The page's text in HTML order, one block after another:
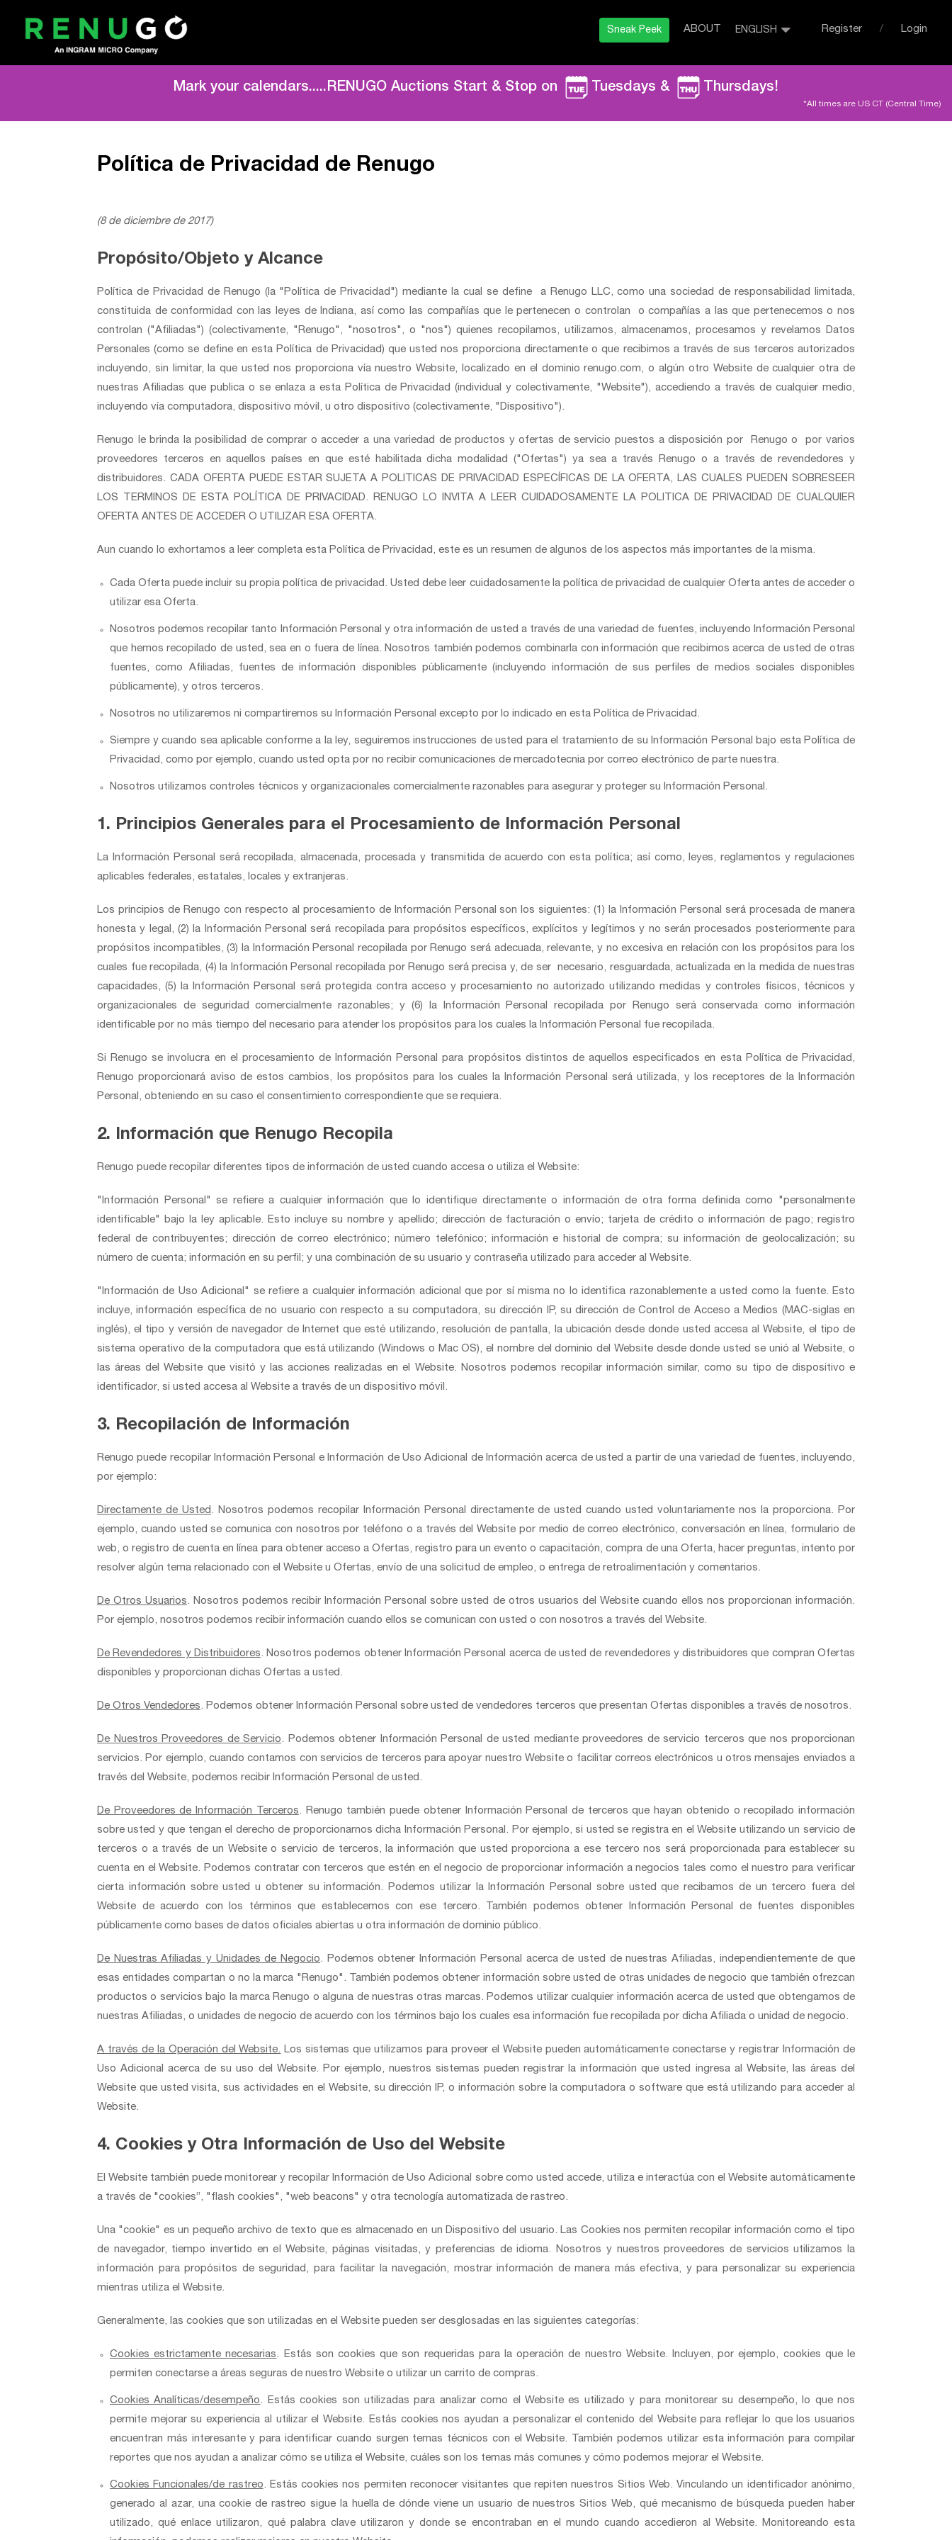
Sneak Peek ABOUT ENGLISH
中文
Register / Login
Mark your calendars.....RENUGO Auctions Start & Stop on Tuesdays & Thursdays!
*All times are US CT (Central Time)
Política de Privacidad de Renugo
(8 de diciembre de 2017)
Propósito/Objeto y Alcance
Política de Privacidad de Renugo (la "Política de Privacidad") mediante la cual se define a Renugo LLC, como una sociedad de responsabilidad limitada,
constituida de conformidad con las leyes de Indiana, así como las compañías que le pertenecen o controlan o compañías a las que pertenecemos o nos
controlan ("Afiliadas") (colectivamente, "Renugo", "nosotros", o "nos") quienes recopilamos, utilizamos, almacenamos, procesamos y revelamos Datos
Personales (como se define en esta Política de Privacidad) que usted nos proporciona directamente o que recibimos a través de sus terceros autorizados
incluyendo, sin limitar, la que usted nos proporciona vía nuestro Website, localizado en el dominio renugo.com, o algún otro Website de cualquier otra de
nuestras Afiliadas que publica o se enlaza a esta Política de Privacidad (individual y colectivamente, "Website"), accediendo a través de cualquier medio,
incluyendo vía computadora, dispositivo móvil, u otro dispositivo (colectivamente, "Dispositivo").
Renugo le brinda la posibilidad de comprar o acceder a una variedad de productos y ofertas de servicio puestos a disposición por Renugo o por varios
proveedores terceros en aquellos países en que esté habilitada dicha modalidad ("Ofertas") ya sea a través Renugo o a través de revendedores y
distribuidores. CADA OFERTA PUEDE ESTAR SUJETA A POLITICAS DE PRIVACIDAD ESPECÍFICAS DE LA OFERTA, LAS CUALES PUEDEN SOBRESEER
LOS TERMINOS DE ESTA POLÍTICA DE PRIVACIDAD. RENUGO LO INVITA A LEER CUIDADOSAMENTE LA POLITICA DE PRIVACIDAD DE CUALQUIER
OFERTA ANTES DE ACCEDER O UTILIZAR ESA OFERTA.
Aun cuando lo exhortamos a leer completa esta Política de Privacidad, este es un resumen de algunos de los aspectos más importantes de la misma.
Cada Oferta puede incluir su propia política de privacidad. Usted debe leer cuidadosamente la política de privacidad de cualquier Oferta antes de acceder o
utilizar esa Oferta.
Nosotros podemos recopilar tanto Información Personal y otra información de usted a través de una variedad de fuentes, incluyendo Información Personal
que hemos recopilado de usted, sea en o fuera de línea. Nosotros también podemos combinarla con información que recibimos acerca de usted de otras
fuentes, como Afiliadas, fuentes de información disponibles públicamente (incluyendo información de sus perfiles de medios sociales disponibles
públicamente), y otros terceros.
Nosotros no utilizaremos ni compartiremos su Información Personal excepto por lo indicado en esta Política de Privacidad.
Siempre y cuando sea aplicable conforme a la ley, seguiremos instrucciones de usted para el tratamiento de su Información Personal bajo esta Política de
Privacidad, como por ejemplo, cuando usted opta por no recibir comunicaciones de mercadotecnia por correo electrónico de parte nuestra.
Nosotros utilizamos controles técnicos y organizacionales comercialmente razonables para asegurar y proteger su Información Personal.
1. Principios Generales para el Procesamiento de Información Personal
La Información Personal será recopilada, almacenada, procesada y transmitida de acuerdo con esta política; así como, leyes, reglamentos y regulaciones
aplicables federales, estatales, locales y extranjeras.
Los principios de Renugo con respecto al procesamiento de Información Personal son los siguientes: (1) la Información Personal será procesada de manera
honesta y legal, (2) la Información Personal será recopilada para propósitos específicos, explícitos y legítimos y no serán procesados posteriormente para
propósitos incompatibles, (3) la Información Personal recopilada por Renugo será adecuada, relevante, y no excesiva en relación con los propósitos para los
cuales fue recopilada, (4) la Información Personal recopilada por Renugo será precisa y, de ser necesario, resguardada, actualizada en la medida de nuestras
capacidades, (5) la Información Personal será protegida contra acceso y procesamiento no autorizado utilizando medidas y controles físicos, técnicos y
organizacionales de seguridad comercialmente razonables; y (6) la Información Personal recopilada por Renugo será conservada como información
identificable por no más tiempo del necesario para atender los propósitos para los cuales la Información Personal fue recopilada.
Si Renugo se involucra en el procesamiento de Información Personal para propósitos distintos de aquellos especificados en esta Política de Privacidad,
Renugo proporcionará aviso de estos cambios, los propósitos para los cuales la Información Personal será utilizada, y los receptores de la Información
Personal, obteniendo en su caso el consentimiento correspondiente que se requiera.
2. Información que Renugo Recopila
Renugo puede recopilar diferentes tipos de información de usted cuando accesa o utiliza el Website:
"Información Personal" se refiere a cualquier información que lo identifique directamente o información de otra forma definida como "personalmente
identificable" bajo la ley aplicable. Esto incluye su nombre y apellido; dirección de facturación o envío; tarjeta de crédito o información de pago; registro
federal de contribuyentes; dirección de correo electrónico; número telefónico; información e historial de compra; su información de geolocalización; su
número de cuenta; información en su perfil; y una combinación de su usuario y contraseña utilizado para acceder al Website.
"Información de Uso Adicional" se refiere a cualquier información adicional que por sí misma no lo identifica razonablemente a usted como la fuente. Esto
incluye, información específica de no usuario con respecto a su computadora, su dirección IP, su dirección de Control de Acceso a Medios (MAC-siglas en
inglés), el tipo y versión de navegador de Internet que esté utilizando, resolución de pantalla, la ubicación desde donde usted accesa al Website, el tipo de
sistema operativo de la computadora que está utilizando (Windows o Mac OS), el nombre del dominio del Website desde donde usted se unió al Website, o
las áreas del Website que visitó y las acciones realizadas en el Website. Nosotros podemos recopilar información similar, como su tipo de dispositivo e
identificador, si usted accesa al Website a través de un dispositivo móvil.
3. Recopilación de Información
Renugo puede recopilar Información Personal e Información de Uso Adicional de Información acerca de usted a partir de una variedad de fuentes, incluyendo,
por ejemplo:
Directamente de Usted . Nosotros podemos recopilar Información Personal directamente de usted cuando usted voluntariamente nos la proporciona. Por
ejemplo, cuando usted se comunica con nosotros por teléfono o a través del Website por medio de correo electrónico, conversación en línea, formulario de
web, o registro de cuenta en línea para obtener acceso a Ofertas, registro para un evento o capacitación, compra de una Oferta, hacer preguntas, intento por
resolver algún tema relacionado con el Website u Ofertas, envío de una solicitud de empleo, o entrega de retroalimentación y comentarios.
De Otros Usuarios. Nosotros podemos recibir Información Personal sobre usted de otros usuarios del Website cuando ellos nos proporcionan información.
Por ejemplo, nosotros podemos recibir información cuando ellos se comunican con usted o con nosotros a través del Website.
De Revendedores y Distribuidores. Nosotros podemos obtener Información Personal acerca de usted de revendedores y distribuidores que compran Ofertas
disponibles y proporcionan dichas Ofertas a usted.
De Otros Vendedores. Podemos obtener Información Personal sobre usted de vendedores terceros que presentan Ofertas disponibles a través de nosotros.
De Nuestros Proveedores de Servicio. Podemos obtener Información Personal de usted mediante proveedores de servicio terceros que nos proporcionan
servicios. Por ejemplo, cuando contamos con servicios de terceros para apoyar nuestro Website o facilitar correos electrónicos u otros mensajes enviados a
través del Website, podemos recibir Información Personal de usted.
De Proveedores de Información Terceros. Renugo también puede obtener Información Personal de terceros que hayan obtenido o recopilado información
sobre usted y que tengan el derecho de proporcionarnos dicha Información Personal. Por ejemplo, si usted se registra en el Website utilizando un servicio de
terceros o a través de un Website o servicio de terceros, la información que usted proporciona a ese tercero nos será proporcionada para establecer su
cuenta en el Website. Podemos contratar con terceros que estén en el negocio de proporcionar información a negocios tales como el nuestro para verificar
cierta información sobre usted u obtener su información. Podemos utilizar la Información Personal sobre usted que recibamos de un tercero fuera del
Website de acuerdo con los términos que establecemos con ese tercero. También podemos obtener Información Personal de fuentes disponibles
públicamente como bases de datos oficiales abiertas u otra información de dominio público.
De Nuestras Afiliadas y Unidades de Negocio. Podemos obtener Información Personal acerca de usted de nuestras Afiliadas, independientemente de que
esas entidades compartan o no la marca "Renugo". También podemos obtener información sobre usted de otras unidades de negocio que también ofrezcan
productos o servicios bajo la marca Renugo o alguna de nuestras otras marcas. Podemos utilizar cualquier información acerca de usted que obtengamos de
nuestras Afiliadas, o unidades de negocio de acuerdo con los términos bajo los cuales esa información fue recopilada por dicha Afiliada o unidad de negocio.
A través de la Operación del Website. Los sistemas que utilizamos para proveer el Website pueden automáticamente conectarse y registrar Información de
Uso Adicional acerca de su uso del Website. Por ejemplo, nuestros sistemas pueden registrar la información que usted ingresa al Website, las áreas del
Website que usted visita, sus actividades en el Website, su dirección IP, o información sobre la computadora o software que está utilizando para acceder al
Website.
4. Cookies y Otra Información de Uso del Website
El Website también puede monitorear y recopilar Información de Uso Adicional sobre como usted accede, utiliza e interactúa con el Website automáticamente
a través de "cookies”, "flash cookies", "web beacons" y otra tecnología automatizada de rastreo.
Una "cookie" es un pequeño archivo de texto que es almacenado en un Dispositivo del usuario. Las Cookies nos permiten recopilar información como el tipo
de navegador, tiempo invertido en el Website, páginas visitadas, y preferencias de idioma. Nosotros y nuestros proveedores de servicios utilizamos la
información para propósitos de seguridad, para facilitar la navegación, mostrar información de manera más efectiva, y para personalizar su experiencia
mientras utiliza el Website.
Generalmente, las cookies que son utilizadas en el Website pueden ser desglosadas en las siguientes categorías:
Cookies estrictamente necesarias. Estás son cookies que son requeridas para la operación de nuestro Website. Incluyen, por ejemplo, cookies que le
permiten conectarse a áreas seguras de nuestro Website o utilizar un carrito de compras.
Cookies Analíticas/desempeño. Estás cookies son utilizadas para analizar como el Website es utilizado y para monitorear su desempeño, lo que nos
permite mejorar su experiencia al utilizar el Website. Estás cookies nos ayudan a personalizar el contenido del Website para reflejar lo que los usuarios
encuentran más interesante y para identificar cuando surgen temas técnicos con el Website. También podemos utilizar esta información para compilar
reportes que nos ayudan a analizar cómo se utiliza el Website, cuáles son los temas más comunes y cómo podemos mejorar el Website.
Cookies Funcionales/de rastreo. Estás cookies nos permiten reconocer visitantes que repiten nuestros Sitios Web. Vinculando un identificador anónimo,
generado al azar, una cookie de rastreo sigue la huella de dónde viene un usuario de nuestros Sitios Web, qué mecanismo de búsqueda pueden haber
utilizado, qué enlace utilizaron, qué palabra clave utilizaron y donde se encontraban en el mundo cuando accedieron al Website. Monitoreando esta